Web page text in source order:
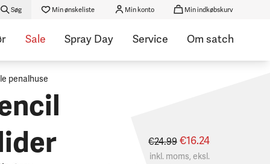
Søg Min ønskeliste Min konto Min indkøbskurv
Sale Spray Day Service Om satch
penalhuse
€24.99 €16.24
inkl. moms, eksl.